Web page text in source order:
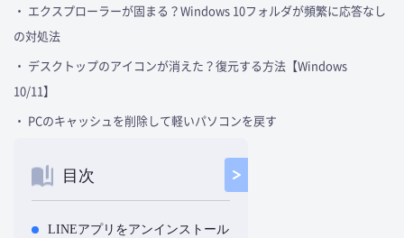
・ エクスプローラーが固まる？Windows 10フォルダが頻繁に応答なし
の対処法
・ デスクトップのアイコンが消えた？復元する方法【Windows
10/11】
・ PCのキャッシュを削除して軽いパソコンを戻す
目次
LINEアプリをアンインストール